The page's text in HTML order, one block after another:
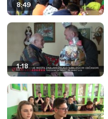
8:49
1:18